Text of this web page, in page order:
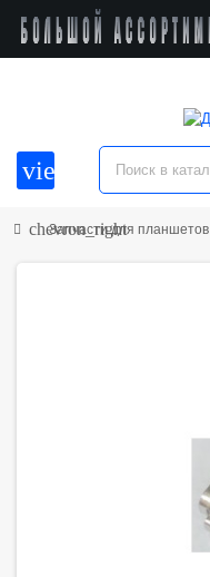
view_headline
chevron_right
Запчасти для планшетов